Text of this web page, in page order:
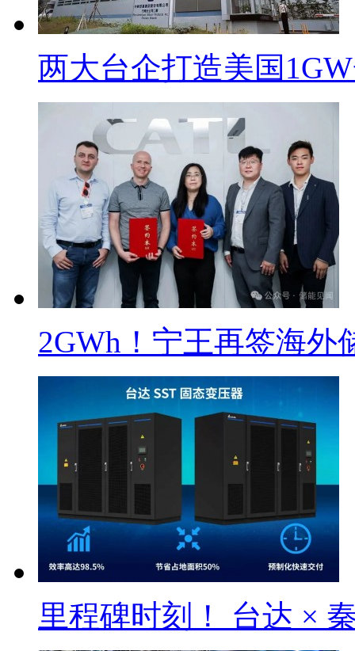
两大台企打造美国
2GWh！宁王再签海外
里程碑时刻！ 台达 ×